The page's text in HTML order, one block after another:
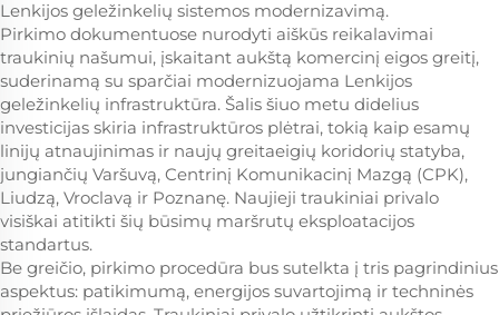
Lenkijos geležinkelių sistemos modernizavimą.
Pirkimo dokumentuose nurodyti aiškūs reikalavimai
traukinių našumui, įskaitant aukštą komercinį eigos greitį,
suderinamą su sparčiai modernizuojama Lenkijos
geležinkelių infrastruktūra. Šalis šiuo metu didelius
investicijas skiria infrastruktūros plėtrai, tokią kaip esamų
linijų atnaujinimas ir naujų greitaeigių koridorių statyba,
jungiančių Varšuvą, Centrinį Komunikacinį Mazgą (CPK),
Liudzą, Vroclavą ir Poznanę. Naujieji traukiniai privalo
visiškai atitikti šių būsimų maršrutų eksploatacijos
standartus.
Be greičio, pirkimo procedūra bus sutelkta į tris pagrindinius
aspektus: patikimumą, energijos suvartojimą ir techninės